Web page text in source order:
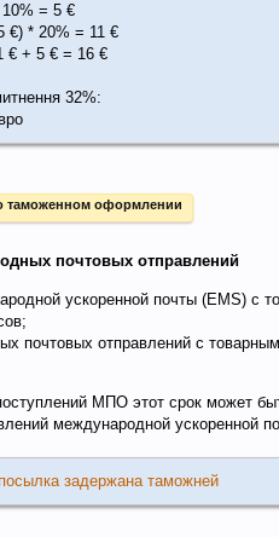
= 5 €
€) * 20% = 11 €
€ + 5 € = 16 €
32%:
таможенном оформлении
почтовых отправлений
ускоренной почты (EMS) с
почтовых отправлений с
МПО этот срок может
международной ускоренной
задержана таможней